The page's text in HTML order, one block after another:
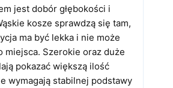
jest dobór głębokości i
kosze sprawdzą się tam,
ma być lekka i nie może
miejsca. Szerokie oraz duże
pokazać większą ilość
wymagają stabilnej podstawy